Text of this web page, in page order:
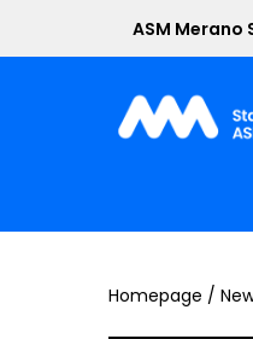
ASM Merano
Homepage /